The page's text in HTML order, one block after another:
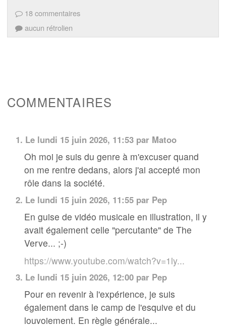
18 commentaires
aucun rétrolien
COMMENTAIRES
1. Le lundi 15 juin 2026, 11:53 par Matoo
Oh moi je suis du genre à m'excuser quand
on me rentre dedans, alors j'ai accepté mon
rôle dans la société.
2. Le lundi 15 juin 2026, 11:55 par Pep
En guise de vidéo musicale en illustration, il y
avait également celle "percutante" de The
Verve... ;-)
https://www.youtube.com/watch?v=1ly...
3. Le lundi 15 juin 2026, 12:00 par Pep
Pour en revenir à l'expérience, je suis
également dans le camp de l'esquive et du
louvoiement. En règle générale...